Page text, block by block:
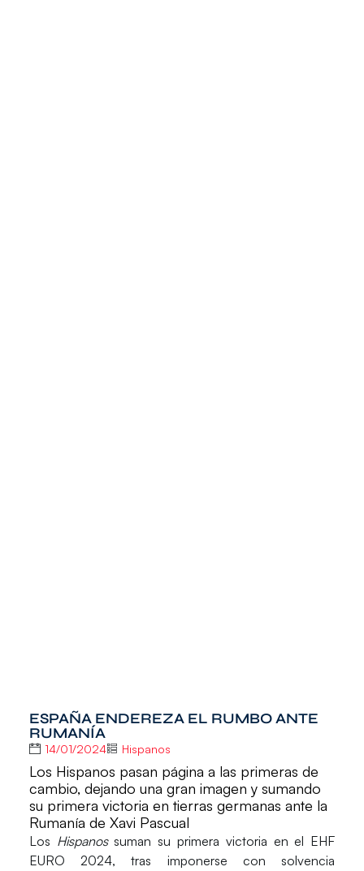
ESPAÑA ENDEREZA EL RUMBO ANTE
RUMANÍA
14/01/2024 Hispanos
Los Hispanos pasan página a las primeras de
cambio, dejando una gran imagen y sumando
su primera victoria en tierras germanas ante la
Rumanía de Xavi Pascual
Los Hispanos suman su primera victoria en el EHF
EURO 2024, tras imponerse con solvencia